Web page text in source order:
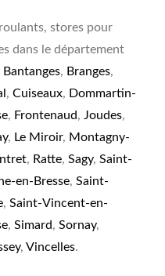
stores pour
dans le département
Bantanges, Branges,
, Cuiseaux, Dommartin-
, Frontenaud, Joudes,
, Le Miroir, Montagny-
, Ratte, Sagy, Saint-
en-Bresse, Saint-
, Saint-Vincent-en-
, Simard, Sornay,
, Vincelles.